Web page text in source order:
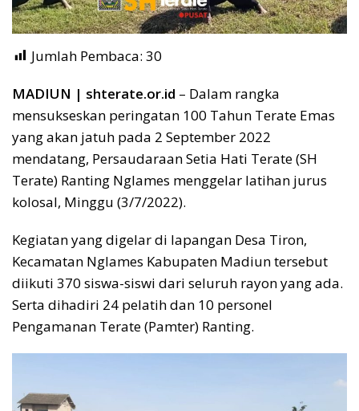
Jumlah Pembaca: 30
MADIUN | shterate.or.id – Dalam rangka
mensukseskan peringatan 100 Tahun Terate Emas
yang akan jatuh pada 2 September 2022
mendatang, Persaudaraan Setia Hati Terate (SH
Terate) Ranting Nglames menggelar latihan jurus
kolosal, Minggu (3/7/2022).
Kegiatan yang digelar di lapangan Desa Tiron,
Kecamatan Nglames Kabupaten Madiun tersebut
diikuti 370 siswa-siswi dari seluruh rayon yang ada.
Serta dihadiri 24 pelatih dan 10 personel
Pengamanan Terate (Pamter) Ranting.